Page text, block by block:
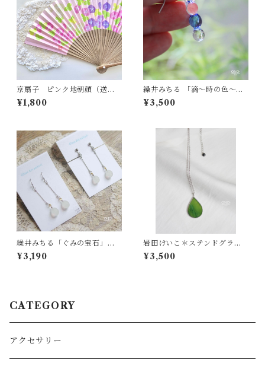
京扇子 ピンク地朝顔（送料
無料）
¥1,800
繰井みちる 「滴～時の色～」
ブルー
¥3,500
繰井みちる「ぐみの宝石」ロ
ングイヤリング - W
¥3,190
岩田けいこ＊ステンドグラス
ペンダントしずく（深緑）
¥3,500
CATEGORY
アクセサリー